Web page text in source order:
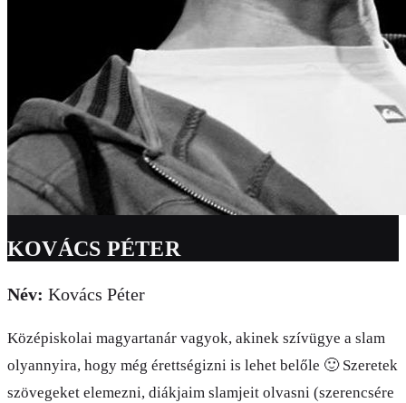
KOVÁCS PÉTER
Név: Kovács Péter
Középiskolai magyartanár vagyok, akinek szívügye a slam
olyannyira, hogy még érettségizni is lehet belőle 🙂 Szeretek
szövegeket elemezni, diákjaim slamjeit olvasni (szerencsére